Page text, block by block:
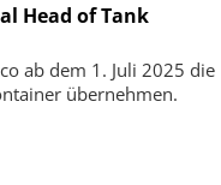
Head of Tank
ab dem 1. Juli 2025 die
übernehmen.